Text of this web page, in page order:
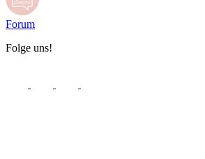
Forum
Folge uns!